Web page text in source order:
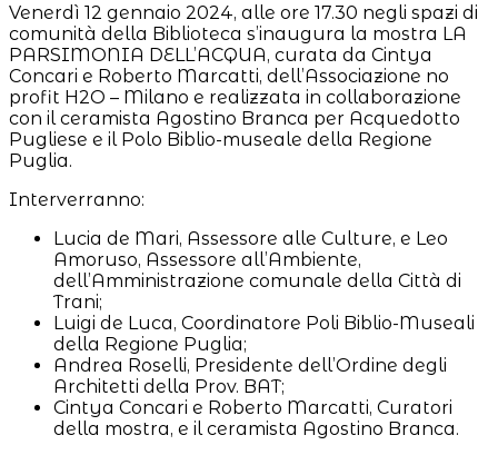
Venerdì 12 gennaio 2024, alle ore 17.30 negli spazi di
comunità della Biblioteca s’inaugura la mostra LA
PARSIMONIA DELL’ACQUA, curata da Cintya
Concari e Roberto Marcatti, dell’Associazione no
profit H2O – Milano e realizzata in collaborazione
con il ceramista Agostino Branca per Acquedotto
Pugliese e il Polo Biblio-museale della Regione
Puglia.
Interverranno:
Lucia de Mari, Assessore alle Culture, e Leo
Amoruso, Assessore all’Ambiente,
dell’Amministrazione comunale della Città di
Trani;
Luigi de Luca, Coordinatore Poli Biblio-Museali
della Regione Puglia;
Andrea Roselli, Presidente dell’Ordine degli
Architetti della Prov. BAT;
Cintya Concari e Roberto Marcatti, Curatori
della mostra, e il ceramista Agostino Branca.